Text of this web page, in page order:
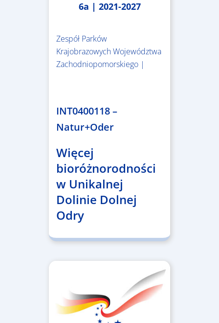
6a | 2021-2027
Zespół Parków
Krajobrazowych Województwa
Zachodniopomorskiego |
INT0400118 –
Natur+Oder
Więcej
bioróżnorodności
w Unikalnej
Dolinie Dolnej
Odry